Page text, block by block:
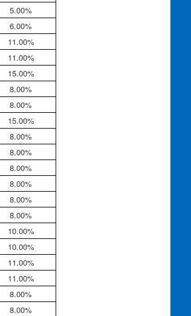
5.00%
6.00%
11.00%
11.00%
15.00%
8.00%
8.00%
15.00%
8.00%
8.00%
8.00%
8.00%
8.00%
8.00%
10.00%
10.00%
11.00%
11.00%
8.00%
8.00%